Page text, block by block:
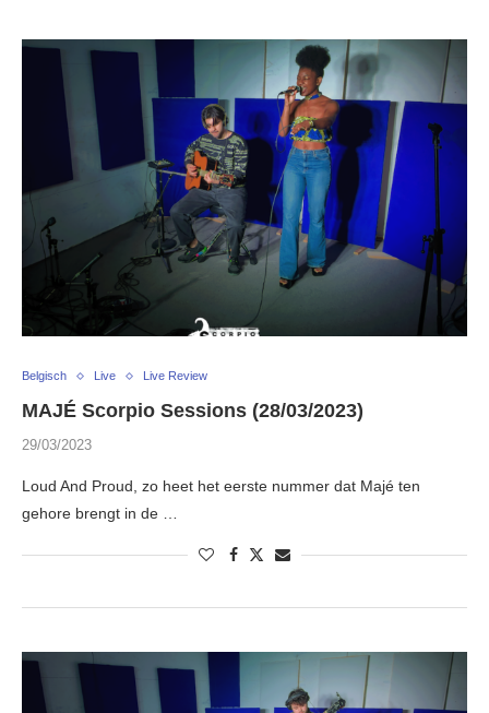
Belgisch Live Live Review
MAJÉ Scorpio Sessions (28/03/2023)
29/03/2023
Loud And Proud, zo heet het eerste nummer dat Majé ten
gehore brengt in de …